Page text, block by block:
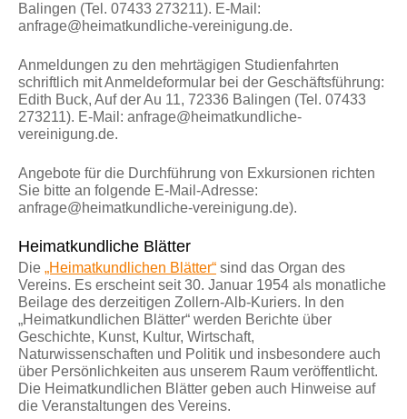
Balingen (Tel. 07433 273211). E-Mail:
anfrage@heimatkundliche-vereinigung.de.
Anmeldungen zu den mehrtägigen Studienfahrten
schriftlich mit Anmeldeformular bei der Geschäftsführung:
Edith Buck, Auf der Au 11, 72336 Balingen (Tel. 07433
273211). E-Mail: anfrage@heimatkundliche-
vereinigung.de.
Angebote für die Durchführung von Exkursionen richten
Sie bitte an folgende E-Mail-Adresse:
anfrage@heimatkundliche-vereinigung.de).
Heimatkundliche Blätter
Die „Heimatkundlichen Blätter“ sind das Organ des
Vereins. Es erscheint seit 30. Januar 1954 als monatliche
Beilage des derzeitigen Zollern-Alb-Kuriers. In den
„Heimatkundlichen Blätter“ werden Berichte über
Geschichte, Kunst, Kultur, Wirtschaft,
Naturwissenschaften und Politik und insbesondere auch
über Persönlichkeiten aus unserem Raum veröffentlicht.
Die Heimatkundlichen Blätter geben auch Hinweise auf
die Veranstaltungen des Vereins.